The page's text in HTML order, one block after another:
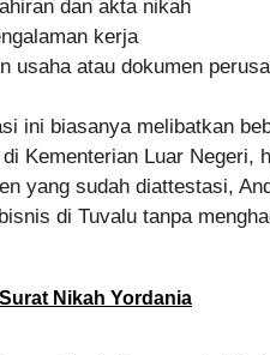
dan akta nikah
kerja
usaha atau dokumen
ini biasanya melibatkan
Kementerian Luar Negeri,
yang sudah diattestasi,
di Tuvalu tanpa
Nikah Yordania